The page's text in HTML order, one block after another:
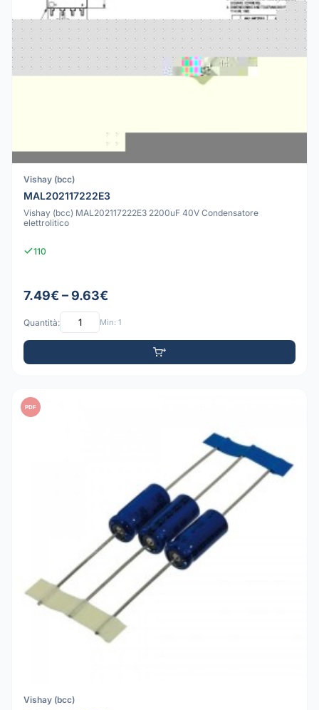
Vishay (bcc)
MAL202117222E3
Vishay (bcc) MAL202117222E3 2200uF 40V Condensatore
elettrolitico
110
7.49€ – 9.63€
Quantità: Min: 1
PDF
Vishay (bcc)